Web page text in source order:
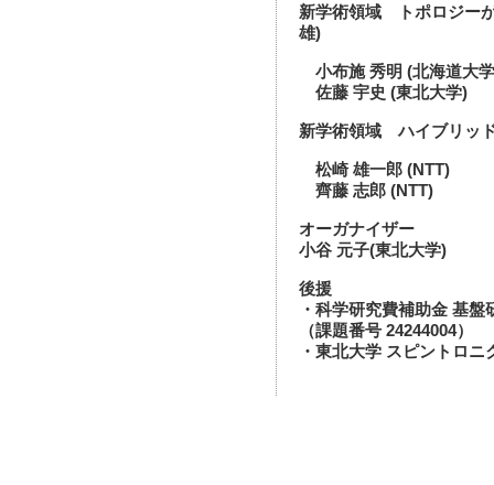
新学術領域 トポロジー
雄)
小布施 秀明 (北海道大
佐藤 宇史 (東北大学)
新学術領域 ハイブリッ
松崎 雄一郎 (NTT)
齊藤 志郎 (NTT)
オーガナイザー
小谷 元子(東北大学)
後援
・科学研究費補助金 基
（課題番号 24244004）
・東北大学 スピントロ